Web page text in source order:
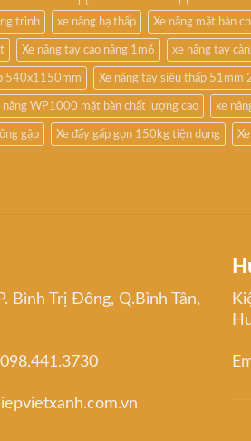
trình xe nâng hạ thấp Xe nâng mặt bàn
Xe nâng tay cao nâng 1m6 xe nâng tay
540x1150mm Xe nâng tay siêu thấp 51mm
nâng WP1000 mặt bàn chất lượng cao xe
gập Xe đẩy gấp gọn 150kg tiện dụng
Bình Trị Đông, Q.Bình Tân,